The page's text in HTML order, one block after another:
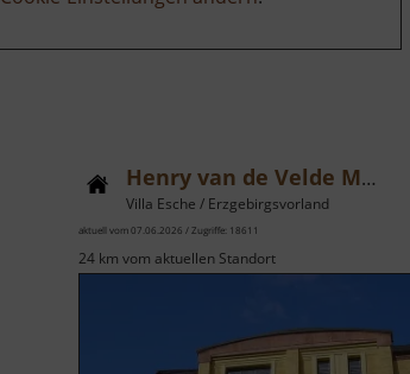
Henry van de Velde Museum
Villa Esche / Erzgebirgsvorland
aktuell vom 07.06.2026 / Zugriffe: 18611
24 km vom aktuellen Standort